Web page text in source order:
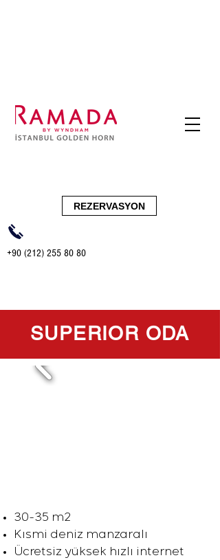
REZERVASYON
+90 (212) 255 80 80
SUPERIOR ODA
30-35 m2
Kısmi deniz manzaralı
Ücretsiz yüksek hızlı internet